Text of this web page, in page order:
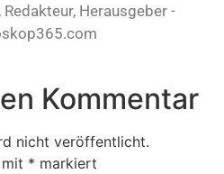
Herausgeber -
Kommentar
nicht veröffentlicht.
* markiert